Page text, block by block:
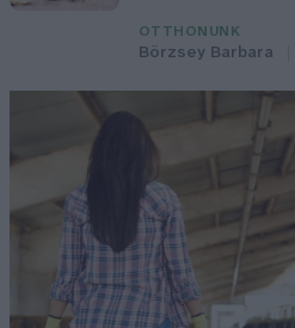
OTTHONUNK
Börzsey Barbara